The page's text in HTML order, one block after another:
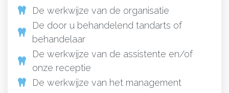
De werkwijze van de organisatie
De door u behandelend tandarts of
behandelaar
De werkwijze van de assistente en/of
onze receptie
De werkwijze van het management